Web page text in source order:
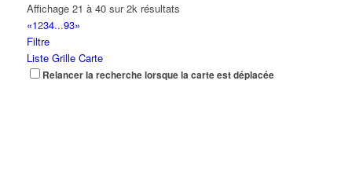
Affichage 21 à 40 sur 2k résultats
«1234...93»
Filtre
Liste Grille Carte
Relancer la recherche lorsque la carte est déplacée